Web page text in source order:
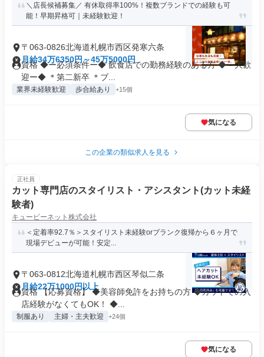
＼店長候補募集／ 有休取得率100%！複数ブランドでの経験も可
能！早期昇格可｜未経験歓迎！
〒063-0826北海道札幌市西区発寒六条
月給34万6350円～45万5000円
資格 ◆ー必須条件ー◆ 飲食店での勤務経験のある方 ◆ー大歓
迎ー◆ ＊第二新卒 ＊ブ...
業界未経験歓迎 歩合給あり +15個
気になる
この企業の類似求人を見る
正社員
カット専門店のスタイリスト・アシスタント(カット未経
験者)
キュービーネット株式会社
＜定着率92.7％＞スタイリスト未経験orブランク復帰から６ヶ月で
現場デビューが可能！安定...
〒063-0812北海道札幌市西区琴似二条
月給22万1000円以上
資格 【応募資格】 ◆美容師免許をお持ちの方 ◆カットでの入
店経験がなくてもOK！ ◆...
制服あり 主婦・主夫歓迎 +24個
気になる